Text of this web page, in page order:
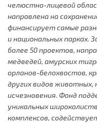
челюстно-лицевой
направлена на
финансирует самые
и национальных парках.
более 50 проектов,
медведей, амурских
орланов-белохвостов,
других видов животных,
исчезновения. Фонд
уникальных
комплексов,